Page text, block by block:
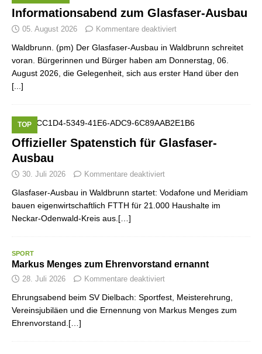
Informationsabend zum Glasfaser-Ausbau
05. August 2026 Kommentare deaktiviert
Waldbrunn. (pm) Der Glasfaser-Ausbau in Waldbrunn schreitet
voran. Bürgerinnen und Bürger haben am Donnerstag, 06.
August 2026, die Gelegenheit, sich aus erster Hand über den
[...]
Offizieller Spatenstich für Glasfaser-
Ausbau
TOP
30. Juli 2026 Kommentare deaktiviert
Glasfaser-Ausbau in Waldbrunn startet: Vodafone und Meridiam
bauen eigenwirtschaftlich FTTH für 21.000 Haushalte im
Neckar-Odenwald-Kreis aus.[…]
SPORT
Markus Menges zum Ehrenvorstand ernannt
28. Juli 2026 Kommentare deaktiviert
Ehrungsabend beim SV Dielbach: Sportfest, Meisterehrung,
Vereinsjubiläen und die Ernennung von Markus Menges zum
Ehrenvorstand.[…]